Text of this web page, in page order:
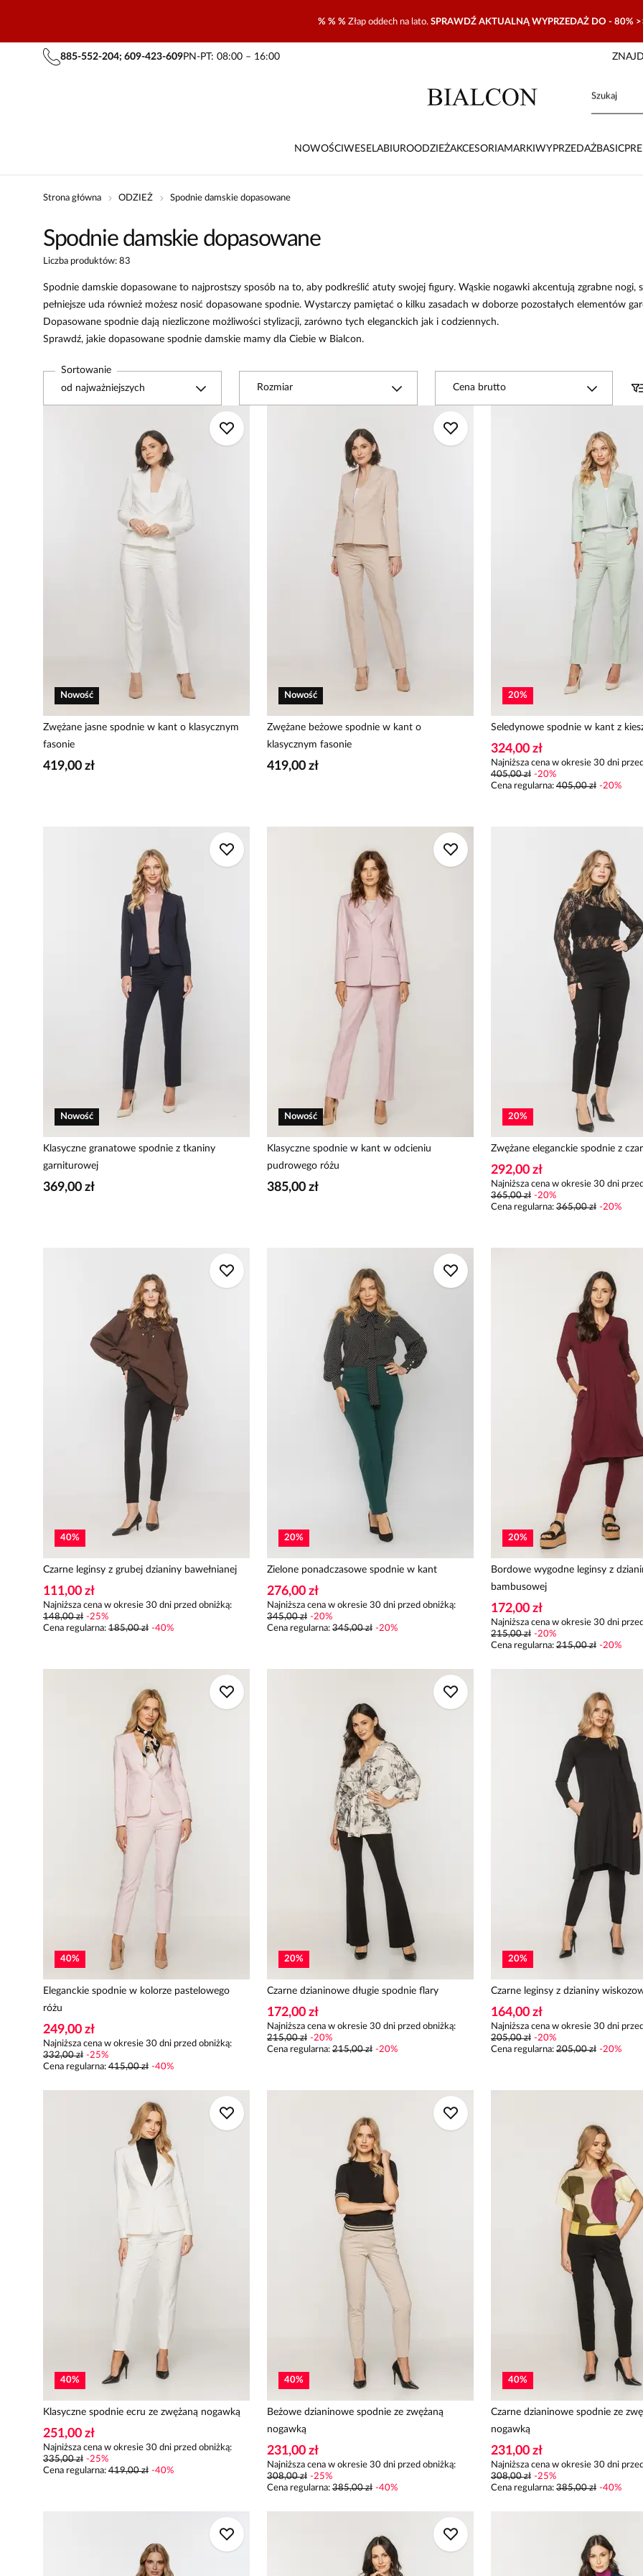
% % % Złap oddech na lato. SPRAWDŹ AKTUALNĄ WYPRZEDAŻ DO - 80%
885-552-204; 609-423-609PN-PT: 08:00 – 16:00
NOWOŚCI WESELABIUROODZIEŻAKCESORIAMARKI WYPRZEDAŻBASIC
Strona główna ODZIEŻ Spodnie damskie dopasowane
Spodnie damskie dopasowane
Liczba produktów: 83
Spodnie damskie dopasowane to najprostszy sposób na to, aby podkreślić atuty swojej figury. Wąskie nogawki akcentują zgrabne nogi,
pełniejsze uda również możesz nosić dopasowane spodnie. Wystarczy pamiętać o kilku zasadach w doborze pozostałych elementów
Dopasowane spodnie dają niezliczone możliwości stylizacji, zarówno tych eleganckich jak i codziennych.
Sprawdź, jakie dopasowane spodnie damskie mamy dla Ciebie w Bialcon.
Sortowanie
Rozmiar
Cena brutto
Nowość
Zwężane jasne spodnie w kant o klasycznym
fasonie
419,00 zł
Nowość
Zwężane beżowe spodnie w kant o
klasycznym fasonie
419,00 zł
20%
Seledynowe spodnie w kant z
324,00 zł
Najniższa cena w okresie 30 dni
405,00 zł -20%
Cena regularna: 405,00 zł -20%
Nowość
Klasyczne granatowe spodnie z tkaniny
garniturowej
369,00 zł
Nowość
Klasyczne spodnie w kant w odcieniu
pudrowego różu
385,00 zł
20%
Zwężane eleganckie spodnie z
292,00 zł
Najniższa cena w okresie 30 dni
365,00 zł -20%
Cena regularna: 365,00 zł -20%
40%
Czarne leginsy z grubej dzianiny bawełnianej
111,00 zł
Najniższa cena w okresie 30 dni przed obniżką:
148,00 zł -25%
Cena regularna: 185,00 zł -40%
20%
Zielone ponadczasowe spodnie w kant
276,00 zł
Najniższa cena w okresie 30 dni przed obniżką:
345,00 zł -20%
Cena regularna: 345,00 zł -20%
20%
Bordowe wygodne leginsy z
bambusowej
172,00 zł
Najniższa cena w okresie 30 dni
215,00 zł -20%
Cena regularna: 215,00 zł -20%
40%
Eleganckie spodnie w kolorze pastelowego
różu
249,00 zł
Najniższa cena w okresie 30 dni przed obniżką:
332,00 zł -25%
Cena regularna: 415,00 zł -40%
20%
Czarne dzianinowe długie spodnie flary
172,00 zł
Najniższa cena w okresie 30 dni przed obniżką:
215,00 zł -20%
Cena regularna: 215,00 zł -20%
20%
Czarne leginsy z dzianiny
164,00 zł
Najniższa cena w okresie 30 dni
205,00 zł -20%
Cena regularna: 205,00 zł -20%
40%
Klasyczne spodnie ecru ze zwężaną nogawką
251,00 zł
Najniższa cena w okresie 30 dni przed obniżką:
335,00 zł -25%
Cena regularna: 419,00 zł -40%
40%
Beżowe dzianinowe spodnie ze zwężaną
nogawką
231,00 zł
Najniższa cena w okresie 30 dni przed obniżką:
308,00 zł -25%
Cena regularna: 385,00 zł -40%
40%
Czarne dzianinowe spodnie ze
nogawką
231,00 zł
Najniższa cena w okresie 30 dni
308,00 zł -25%
Cena regularna: 385,00 zł -40%